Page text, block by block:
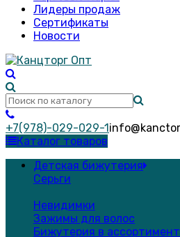
Лидеры продаж
Сертификаты
Новости
+7(978)-029-029-1
Каталог товаров
Детская бижутерия
Серьги
Невидимки
Зажимы для волос
Бижутерия в